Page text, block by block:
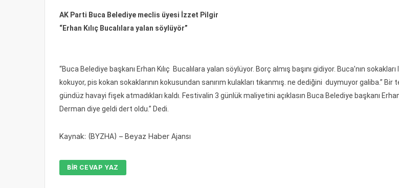
AK Parti Buca Belediye meclis üyesi İzzet Pilgir
“Erhan Kılıç Bucalılara yalan söylüyör”
“Buca Belediye başkanı Erhan Kılıç Bucalılara yalan söylüyor. Borç almış başını gidiyor. Buca’nın sokakları
kokuyor, pis kokan sokaklarının kokusundan sanırım kulakları tıkanmış. ne dediğini duymuyor galiba.” Bir
gündüz havayi fişek atmadıkları kaldı. Festivalin 3 günlük maliyetini açıklasın Buca Belediye başkanı Erhan
Derman diye geldi dert oldu.” Dedi.
Kaynak: (BYZHA) – Beyaz Haber Ajansı
BIR CEVAP YAZ